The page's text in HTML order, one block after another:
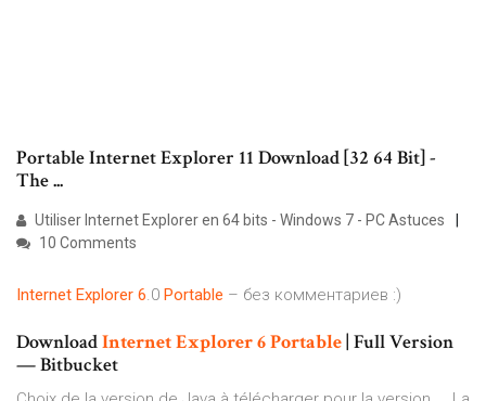
Portable Internet Explorer 11 Download [32 64 Bit] -
The ...
Utiliser Internet Explorer en 64 bits - Windows 7 - PC Astuces
10 Comments
Internet Explorer 6.0 Portable – без комментариев :)
DownloadInternetExplorer6Portable| Full Version
— Bitbucket